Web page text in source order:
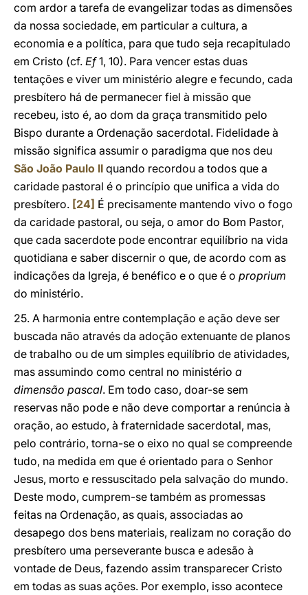
com ardor a tarefa de evangelizar todas as dimensões
da nossa sociedade, em particular a cultura, a
economia e a política, para que tudo seja recapitulado
em Cristo (cf. Ef1, 10). Para vencer estas duas
tentações e viver um ministério alegre e fecundo, cada
presbítero há de permanecer fiel à missão que
recebeu, isto é, ao dom da graça transmitido pelo
Bispo durante a Ordenação sacerdotal. Fidelidade à
missão significa assumir o paradigma que nos deu
São João Paulo II quando recordou a todos que a
caridade pastoral é o princípio que unifica a vida do
presbítero. [24] É precisamente mantendo vivo o fogo
da caridade pastoral, ou seja, o amor do Bom Pastor,
que cada sacerdote pode encontrar equilíbrio na vida
quotidiana e saber discernir o que, de acordo com as
indicações da Igreja, é benéfico e o que é o proprium
do ministério.
25. A harmonia entre contemplação e ação deve ser
buscada não através da adoção extenuante de planos
de trabalho ou de um simples equilíbrio de atividades,
mas assumindo como central no ministério a
dimensão pascal. Em todo caso, doar-se sem
reservas não pode e não deve comportar a renúncia à
oração, ao estudo, à fraternidade sacerdotal, mas,
pelo contrário, torna-se o eixo no qual se compreende
tudo, na medida em que é orientado para o Senhor
Jesus, morto e ressuscitado pela salvação do mundo.
Deste modo, cumprem-se também as promessas
feitas na Ordenação, as quais, associadas ao
desapego dos bens materiais, realizam no coração do
presbítero uma perseverante busca e adesão à
vontade de Deus, fazendo assim transparecer Cristo
em todas as suas ações. Por exemplo, isso acontece